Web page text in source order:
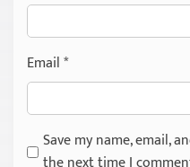
Email*
Save my name, email,